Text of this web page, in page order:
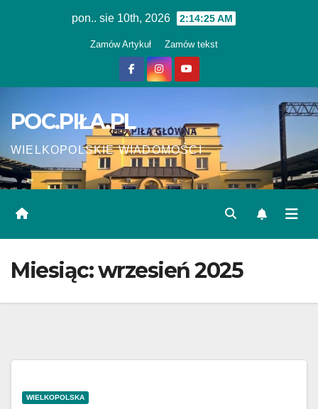
pon.. sie 10th, 2026 2:14:26 AM
Zamów Artykuł Zamów tekst
POC.PIŁA.PL
WIELKOPOLSKIE WIADOMOŚCI
Miesiąc:wrzesień 2025
WIELKOPOLSKA